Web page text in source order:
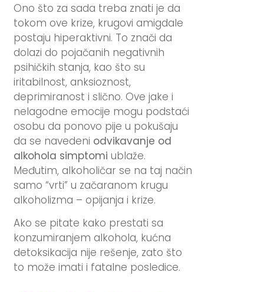
Ono što za sada treba znati je da
tokom ove krize, krugovi amigdale
postaju hiperaktivni. To znači da
dolazi do pojačanih negativnih
psihičkih stanja, kao što su
iritabilnost, anksioznost,
deprimiranost i slično. Ove jake i
nelagodne emocije mogu podstaći
osobu da ponovo pije u pokušaju
da se navedeni odvikavanje od
alkohola simptomiublaže.
Međutim, alkoholičar se na taj način
samo “vrti” u začaranom krugu
alkoholizma – opijanja i krize.
Ako se pitate kako prestati sa
konzumiranjem alkohola, kućna
detoksikacija nije rešenje, zato što
to može imati i fatalne posledice.